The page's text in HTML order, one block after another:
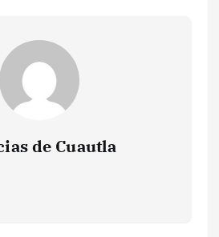
de Cuautla